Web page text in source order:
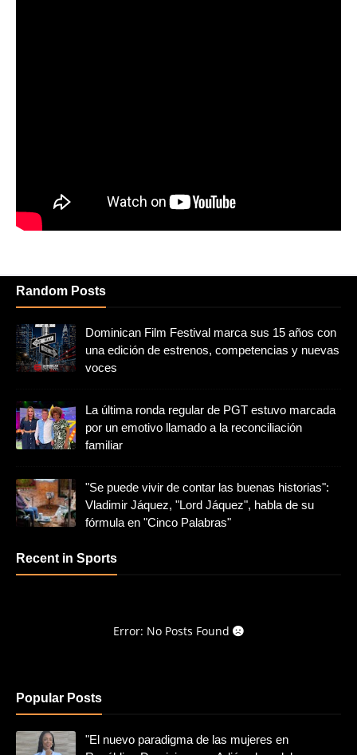
Random Posts
Dominican Film Festival marca sus 15 años con
una edición de estrenos, competencias y nuevas
voces
La última ronda regular de PGT estuvo marcada
por un emotivo llamado a la reconciliación
familiar
"Se puede vivir de contar las buenas historias":
Vladimir Jáquez, "Lord Jáquez", habla de su
fórmula en "Cinco Palabras"
Recent in Sports
Error: No Posts Found
Popular Posts
"El nuevo paradigma de las mujeres en